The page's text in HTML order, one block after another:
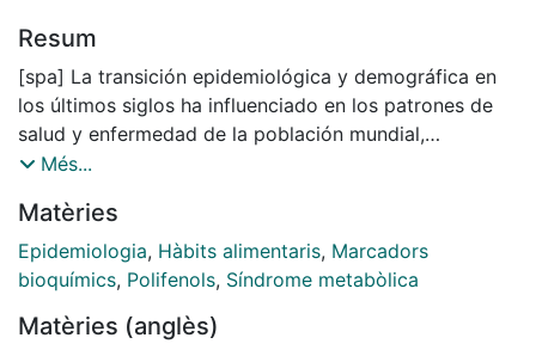
Resum
[spa] La transición epidemiológica y demográfica en
los últimos siglos ha influenciado en los patrones de
salud y enfermedad de la población mundial,
alcanzando nuevos hitos y desafíos para la sociedad
investigación en medicina y salud, hemos visto un
creciente aumento de enfermedades crónicas no
transmisibles que se asocian, en parte, a estilos de
sedentarismo, consumo de sustancias tóxicas y malos
Més...
Matèries
Epidemiologia, Hàbits alimentaris, Marcadors
bioquímics, Polifenols, Síndrome metabòlica
Matèries (anglès)